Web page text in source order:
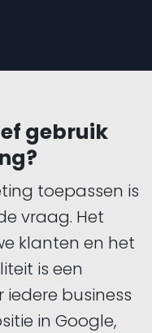
gebruik
toepassen is
vraag. Het
klanten en het
is een
business
in Google,